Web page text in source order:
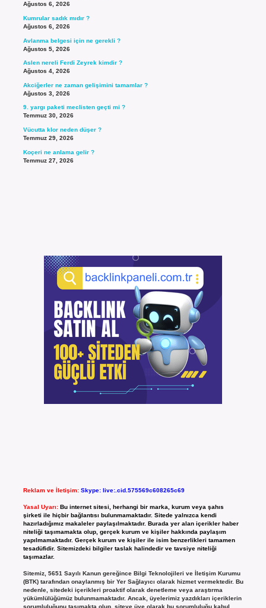
Ağustos 6, 2026
Kumrular sadık mıdır ?
Ağustos 6, 2026
Avlanma belgesi için ne gerekli ?
Ağustos 5, 2026
Aslen nereli Ferdi Zeyrek kimdir ?
Ağustos 4, 2026
Akciğerler ne zaman gelişimini tamamlar ?
Ağustos 3, 2026
9. yargı paketi meclisten geçti mi ?
Temmuz 30, 2026
Vücutta klor neden düşer ?
Temmuz 29, 2026
Koçeri ne anlama gelir ?
Temmuz 27, 2026
Reklam ve İletişim: Skype: live:.cid.575569c608265c69
Yasal Uyarı: Bu internet sitesi, herhangi bir marka, kurum veya şahıs
şirketi ile hiçbir bağlantısı bulunmamaktadır. Sitede yalnızca kendi
hazırladığımız makaleler paylaşılmaktadır. Burada yer alan içerikler haber
niteliği taşımamakta olup, gerçek kurum ve kişiler hakkında paylaşım
yapılmamaktadır. Gerçek kurum ve kişiler ile isim benzerlikleri tamamen
tesadüfidir. Sitemizdeki bilgiler taslak halindedir ve tavsiye niteliği
taşımazlar.
Sitemiz, 5651 Sayılı Kanun gereğince Bilgi Teknolojileri ve İletişim Kurumu
(BTK) tarafından onaylanmış bir Yer Sağlayıcı olarak hizmet vermektedir. Bu
nedenle, sitedeki içerikleri proaktif olarak denetleme veya araştırma
yükümlülüğümüz bulunmamaktadır. Ancak, üyelerimiz yazdıkları içeriklerin